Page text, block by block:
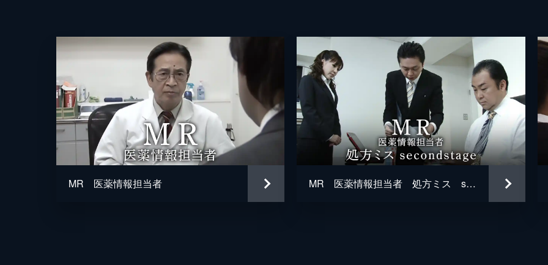
MR 医薬情報担当者 MR 医薬情報担当者 処方ミス secondstage